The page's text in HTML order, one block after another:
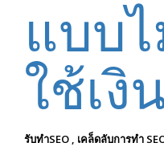
แบบ
ใช้เงิ
รับทำSEO , เคล็ดลับการทำ